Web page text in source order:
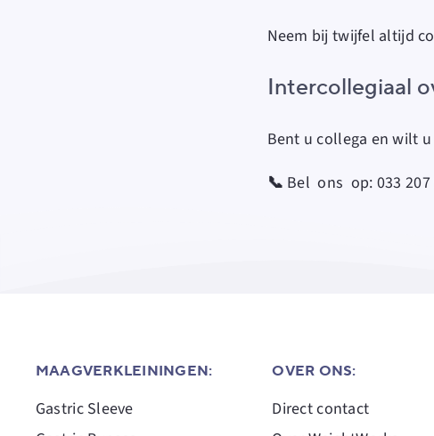
Neem bij twijfel altijd
Intercollegiaal
Bent u collega en wilt
📞 Bel ons op: 033
MAAGVERKLEININGEN:
Gastric Sleeve
OVER ONS:
Direct contact